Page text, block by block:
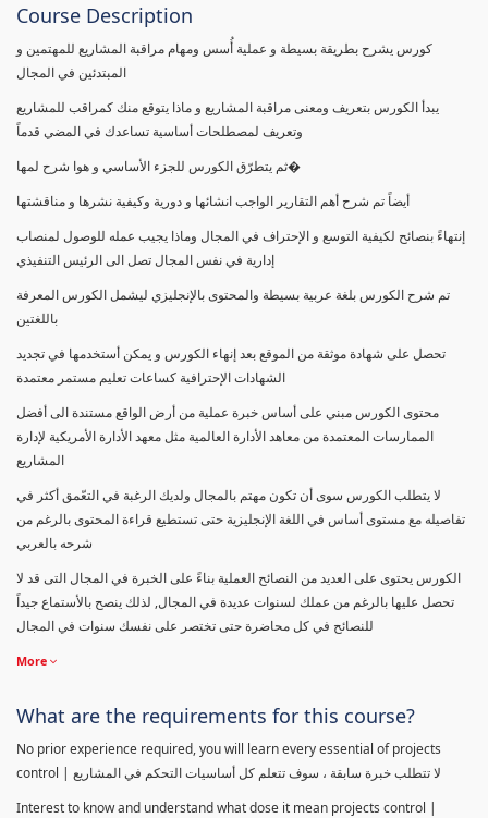
Course Description
كورس يشرح بطريقة بسيطة و عملية أُسس ومهام مراقبة المشاريع للمهتمين و
المبتدئين في المجال
يبدأ الكورس بتعريف ومعنى مراقبة المشاريع و ماذا يتوقع منك كمراقب للمشاريع
وتعريف لمصطلحات أساسية تساعدك في المضي قدماً
ثم يتطرّق الكورس للجزء الأساسي و هوا شرح لمها�
أيضاً تم شرح أهم التقارير الواجب انشائها و دورية وكيفية نشرها و مناقشتها
إنتهاءً بنصائح لكيفية التوسع و الإحتراف في المجال وماذا يجيب عمله للوصول لمنصاب
إدارية في نفس المجال تصل الى الرئيس التنفيذي
تم شرح الكورس بلغة عربية بسيطة والمحتوى بالإنجليزي ليشمل الكورس المعرفة
باللغتين
تحصل على شهادة موثقة من الموقع بعد إنهاء الكورس و يمكن أستخدمها في تجديد
الشهادات الإحترافية كساعات تعليم مستمر معتمدة
محتوى الكورس مبني على أساس خبرة عملية من أرض الواقع مستندة الى أفضل
الممارسات المعتمدة من معاهد الأدارة العالمية مثل معهد الأدارة الأمريكية لإدارة
المشاريع
لا يتطلب الكورس سوى أن تكون مهتم بالمجال ولديك الرغبة في التعّمق أكثر في
تفاصيله مع مستوى أساس في اللغة الإنجليزية حتى تستطيع قراءة المحتوى بالرغم من
شرحه بالعربي
الكورس يحتوى على العديد من النصائح العملية بناءً على الخبرة في المجال التى قد لا
تحصل عليها بالرغم من عملك لسنوات عديدة في المجال, لذلك ينصح بالأستماع جيداً
للنصائح في كل محاضرة حتى تختصر على نفسك سنوات في المجال
More
What are the requirements for this course?
No prior experience required, you will learn every essential of projects
control | لا تتطلب خبرة سابقة ، سوف تتعلم كل أساسيات التحكم في المشاريع
Interest to know and understand what dose it mean projects control |